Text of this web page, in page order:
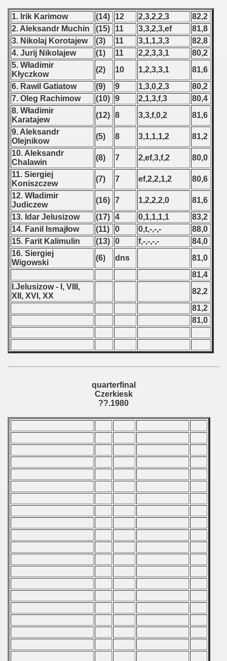
1. Irik Karimow (14) 12 2,3,2,2,3
82,2
2. Aleksandr Muchin
(15) 11 3,3,2,3,ef
81,8
3. Nikolaj Korotajew
(3) 11 3,1,1,3,3
82,8
4. Jurij Nikolajew
(1) 11 2,2,3,3,1
80,2
5. Władimir
Kłyczkow
(2) 10 1,2,3,3,1
81,6
6. Rawil Gatiatow
(9) 9 1,3,0,2,3
80,2
7. Oleg Rachimow
(10) 9 2,1,3,f,3
80,4
8. Władimir
Karatajew
(12) 8 3,3,f,0,2
81,6
9. Aleksandr
Olejnikow
(5) 8 3,1,1,1,2
81,2
10. Aleksandr
Chalawin
(8) 7 2,ef,3,f,2
80,0
11. Siergiej
Koniszczew
(7) 7 ef,2,2,1,2
80,6
12. Władimir
Judiczew
(16) 7 1,2,2,2,0
81,6
13. Idar Jelusizow
(17) 4 0,1,1,1,1
83,2
14. Fanil Ismajłow
(11) 0 0,t,-,-,-
88,0
15. Farit Kalimulin
(13) 0 f,-,-,-,-
84,0
16. Siergiej
Wigowski
(6) dns
81,0
81,4
I.Jelusizow - I, VIII,
XII, XVI, XX
82,2
81,2
81,0
quarterfinal
Czerkiesk
??.1980